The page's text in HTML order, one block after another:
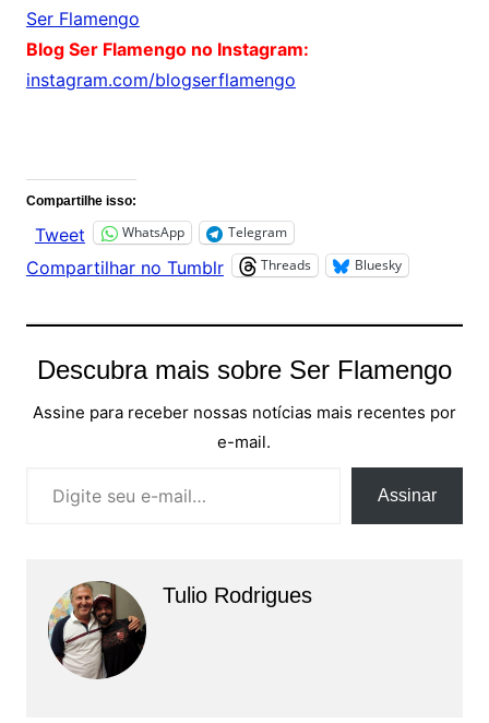
Ser Flamengo
Blog Ser Flamengo no Instagram:
instagram.com/blogserflamengo
Compartilhe isso:
Tweet WhatsApp Telegram
Compartilhar no Tumblr Threads Bluesky
Descubra mais sobre Ser Flamengo
Assine para receber nossas notícias mais recentes por
e-mail.
Assinar
Tulio Rodrigues